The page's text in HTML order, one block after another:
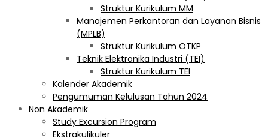
Struktur Kurikulum MM
Manajemen Perkantoran dan Layanan Bisnis
(MPLB)
Struktur Kurikulum OTKP
Teknik Elektronika Industri (TEI)
Struktur Kurikulum TEI
Kalender Akademik
Pengumuman Kelulusan Tahun 2024
Non Akademik
Study Excursion Program
Ekstrakulikuler